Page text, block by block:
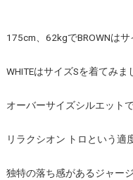
175cm、62kgでBROWNはサ
WHITEはサイズSを着てみま
オーバーサイズシルエットで
リラクシオン トロという適
独特の落ち感があるジャー